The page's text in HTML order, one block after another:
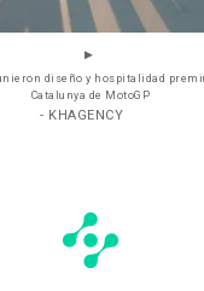
diseño y hospitalidad
Catalunya de MotoGP
- KHAGENCY